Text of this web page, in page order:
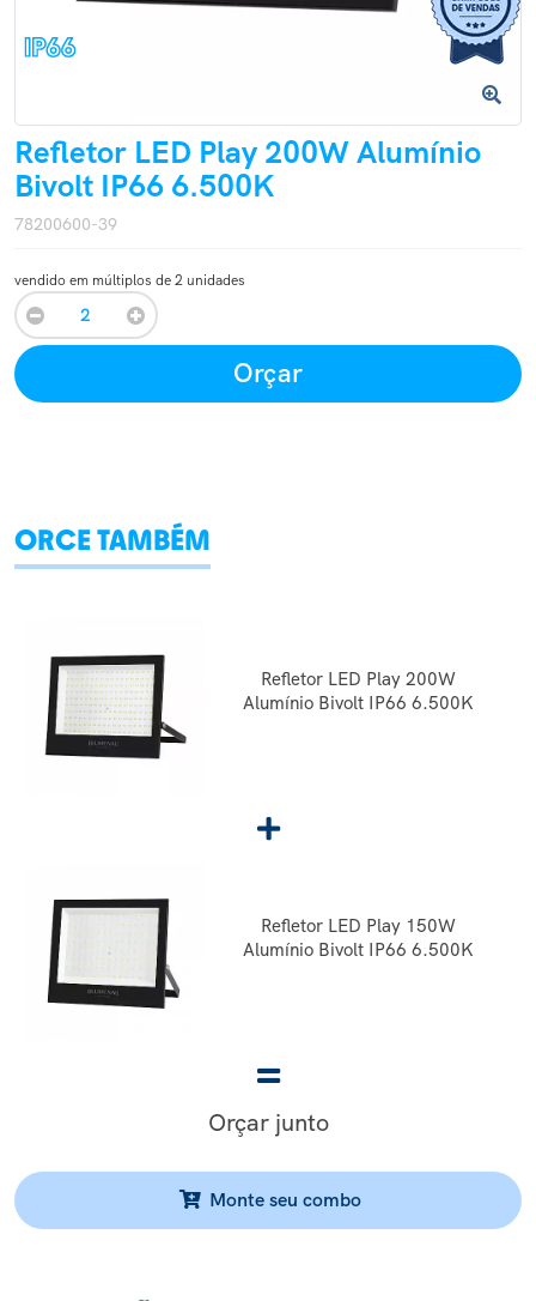
Refletor LED Play 200W Alumínio
Bivolt IP66 6.500K
78200600-39
vendido em múltiplos de 2 unidades
Orçar
ORCE TAMBÉM
Refletor LED Play 200W
Alumínio Bivolt IP66 6.500K
Refletor LED Play 150W
Alumínio Bivolt IP66 6.500K
Orçar junto
Monte seu combo